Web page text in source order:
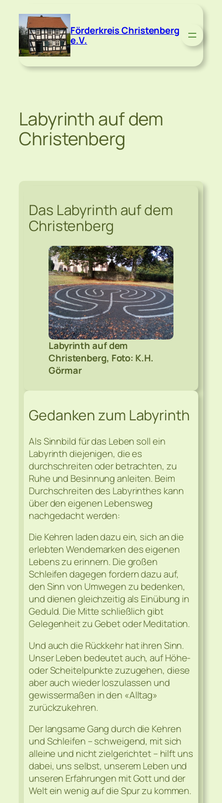
springen
Förderkreis Christenberg
e.V.
Labyrinth auf dem
Christenberg
Das Labyrinth auf dem
Christenberg
Labyrinth auf dem
Christenberg, Foto: K.H.
Görmar
Gedanken zum Labyrinth
Als Sinnbild für das Leben soll ein
Labyrinth diejenigen, die es
durchschreiten oder betrachten, zu
Ruhe und Besinnung anleiten. Beim
Durchschreiten des Labyrinthes kann
über den eigenen Lebensweg
nachgedacht werden:
Die Kehren laden dazu ein, sich an die
erlebten Wendemarken des eigenen
Lebens zu erinnern. Die großen
Schleifen dagegen fordern dazu auf,
den Sinn von Umwegen zu bedenken,
und dienen gleichzeitig als Einübung in
Geduld. Die Mitte schließlich gibt
Gelegenheit zu Gebet oder Meditation.
Und auch die Rückkehr hat ihren Sinn.
Unser Leben bedeutet auch, auf Höhe-
oder Scheitelpunkte zuzugehen, diese
aber auch wieder loszulassen und
gewissermaßen in den «Alltag»
zurückzukehren.
Der langsame Gang durch die Kehren
und Schleifen – schweigend, mit sich
alleine und nicht zielgerichtet – hilft uns
dabei, uns selbst, unserem Leben und
unseren Erfahrungen mit Gott und der
Welt ein wenig auf die Spur zu kommen.